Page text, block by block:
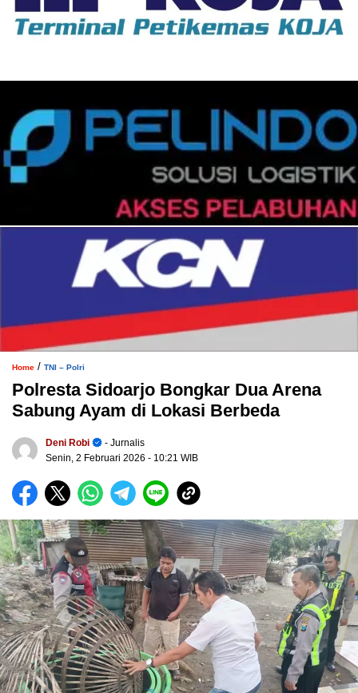
Home / TNI – Polri
Polresta Sidoarjo Bongkar Dua Arena
Sabung Ayam di Lokasi Berbeda
Deni Robi
- Jurnalis
Senin, 2 Februari 2026 - 10:21 WIB